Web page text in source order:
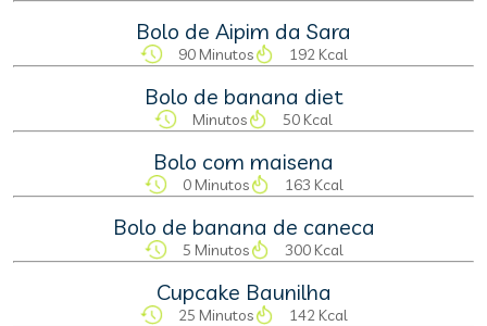
Bolo de Aipim da Sara
90 Minutos 192 Kcal
Bolo de banana diet
Minutos 50 Kcal
Bolo com maisena
0 Minutos 163 Kcal
Bolo de banana de caneca
5 Minutos 300 Kcal
Cupcake Baunilha
25 Minutos 142 Kcal